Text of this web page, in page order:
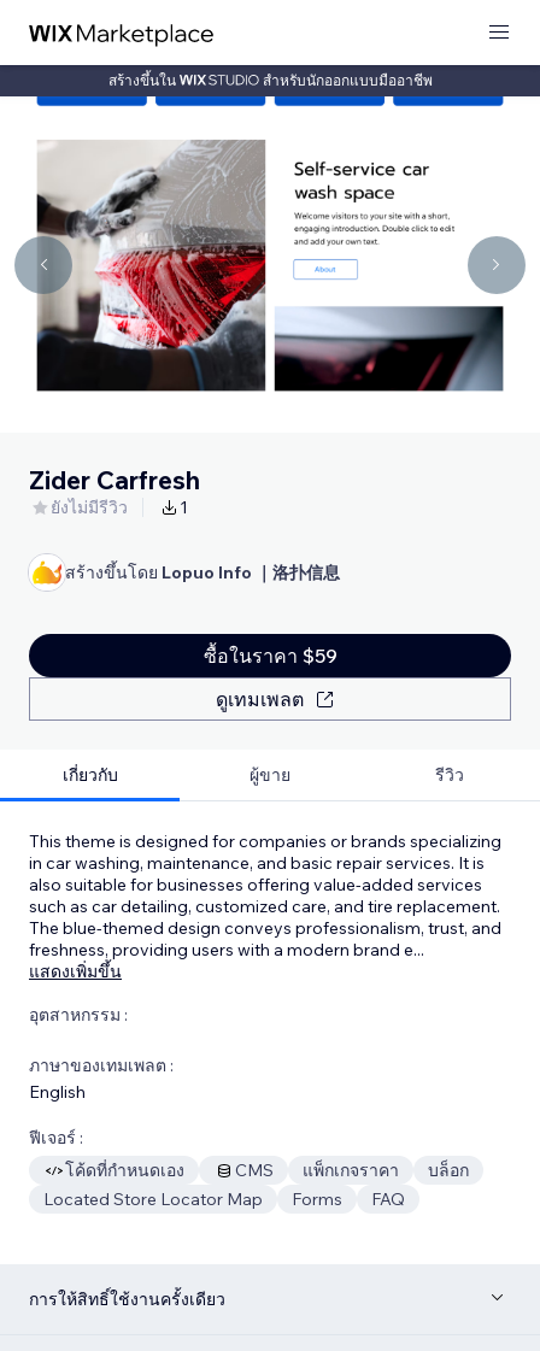
สร้างขึ้นใน สำหรับนักออกแบบมืออาชีพ
Zider Carfresh
ยังไม่มีรีวิว 1
สร้างขึ้นโดย Lopuo Info ｜洛扑信息
ซื้อในราคา $59
ดูเทมเพลต
เกี่ยวกับ ผู้ขาย รีวิว
This theme is designed for companies or brands specializing
in car washing, maintenance, and basic repair services. It is
also suitable for businesses offering value-added services
such as car detailing, customized care, and tire replacement.
The blue-themed design conveys professionalism, trust, and
freshness, providing users with a modern brand e...
แสดงเพิ่มขึ้น
อุตสาหกรรม :
ภาษาของเทมเพลต :
English
ฟีเจอร์ :
โค้ดที่กำหนดเอง
CMS แพ็กเกจราคา
บล็อก
Located Store Locator Map
Forms FAQ
การให้สิทธิ์ใช้งานครั้งเดียว